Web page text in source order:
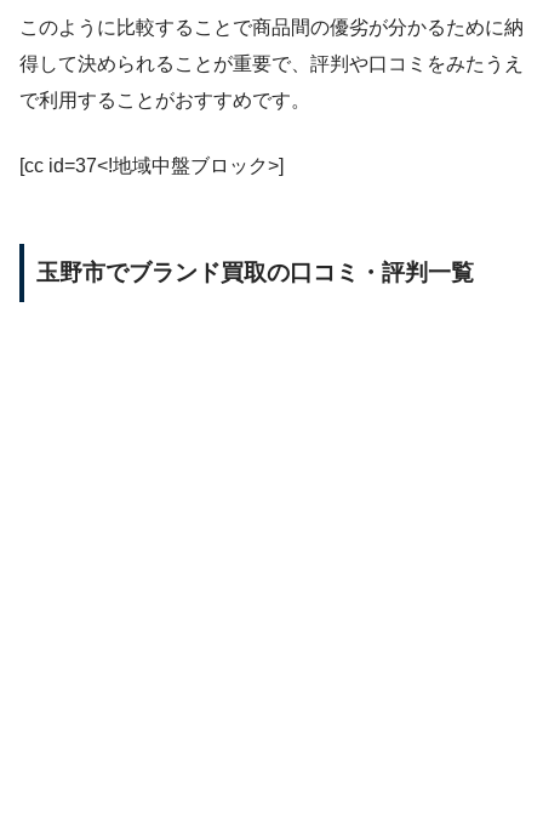
このように比較することで商品間の優劣が分かるために納
得して決められることが重要で、評判や口コミをみたうえ
で利用することがおすすめです。
[cc id=37<!地域中盤ブロック>]
玉野市でブランド買取の口コミ・評判一覧